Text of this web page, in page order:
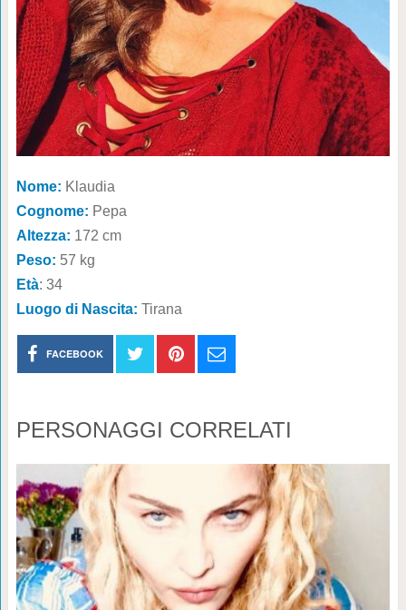
Nome: Klaudia
Cognome: Pepa
Altezza: 172 cm
Peso: 57 kg
Età: 34
Luogo di Nascita: Tirana
FACEBOOK
PERSONAGGI CORRELATI